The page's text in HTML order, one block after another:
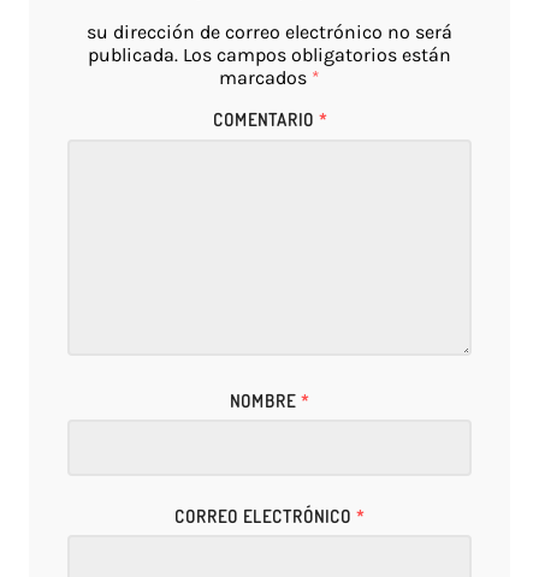
su dirección de correo electrónico no será
publicada. Los campos obligatorios están
marcados *
COMENTARIO *
NOMBRE *
CORREO ELECTRÓNICO *